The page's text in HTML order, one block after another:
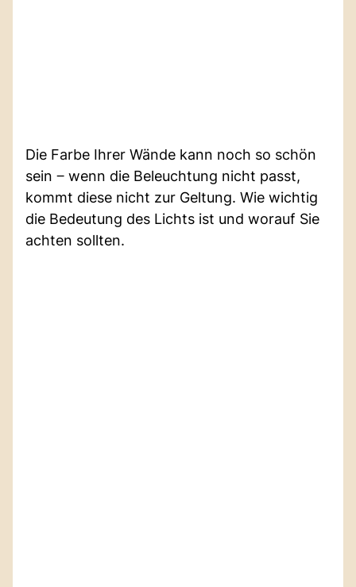
Die Farbe Ihrer Wände kann noch so schön
sein ‒ wenn die Beleuchtung nicht passt,
kommt diese nicht zur Geltung. Wie wichtig
die Bedeutung des Lichts ist und worauf Sie
achten sollten.